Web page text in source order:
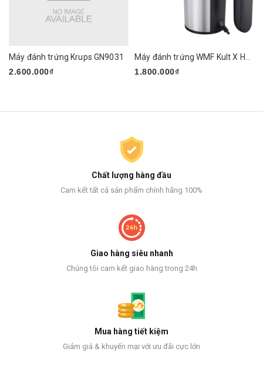
Máy đánh trứng Krups GN9031
2.600.000₫
1.800.000₫
Chất lượng hàng đầu
Cam kết tất cả sản phẩm chính hãng 100%
Giao hàng siêu nhanh
Chúng tôi cam kết giao hàng trong 24h
Mua hàng tiết kiệm
Giảm giá & khuyến mại với ưu đãi cực lớn